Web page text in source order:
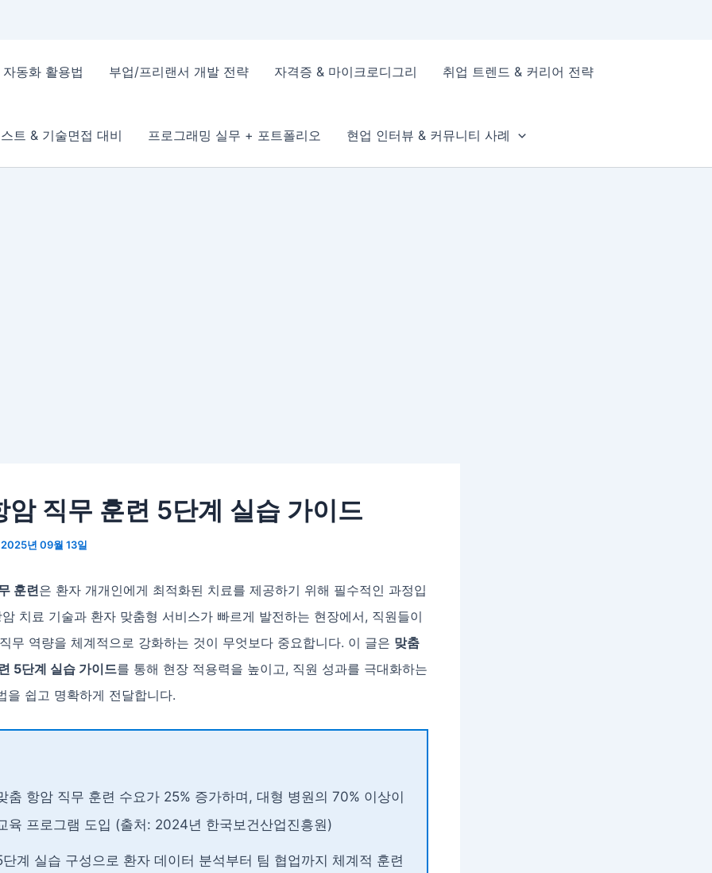
동화 활용법 부업/프리랜서 개발 전략 자격증 & 마이크로디그리 취업 트렌드 & 커리어 전략
트 & 기술면접 대비 프로그래밍 실무 + 포트폴리오 현업 인터뷰 & 커뮤니티 사례
암 직무 훈련 5단계 실습 가이드
2025년 09월 13일
훈련은 환자 개개인에게 최적화된 치료를 제공하기 위해 필수적인 과정입
치료 기술과 환자 맞춤형 서비스가 빠르게 발전하는 현장에서, 직원들이
무 역량을 체계적으로 강화하는 것이 무엇보다 중요합니다. 이 글은 맞춤
5단계 실습 가이드를 통해 현장 적용력을 높이고, 직원 성과를 극대화하는
을 쉽고 명확하게 전달합니다.
춤 항암 직무 훈련 수요가 25% 증가하며, 대형 병원의 70% 이상이
육 프로그램 도입 (출처: 2024년 한국보건산업진흥원)
단계 실습 구성으로 환자 데이터 분석부터 팀 협업까지 체계적 훈련